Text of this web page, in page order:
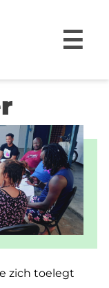
☰
zich toelegt